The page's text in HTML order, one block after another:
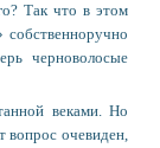
Так что в этом
черноволосые
веками. Но
вопрос очевиден,